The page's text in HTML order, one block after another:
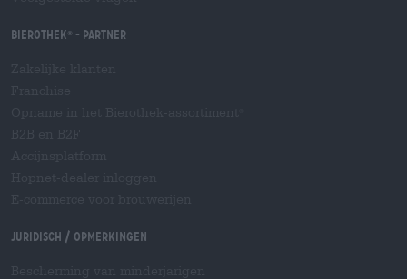
Bierothek ® - Partner
Juridisch / Opmerkingen